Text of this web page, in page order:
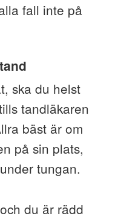
fall inte på
ska du helst
tandläkaren
bäst är om
på sin plats,
tungan.
du är rädd